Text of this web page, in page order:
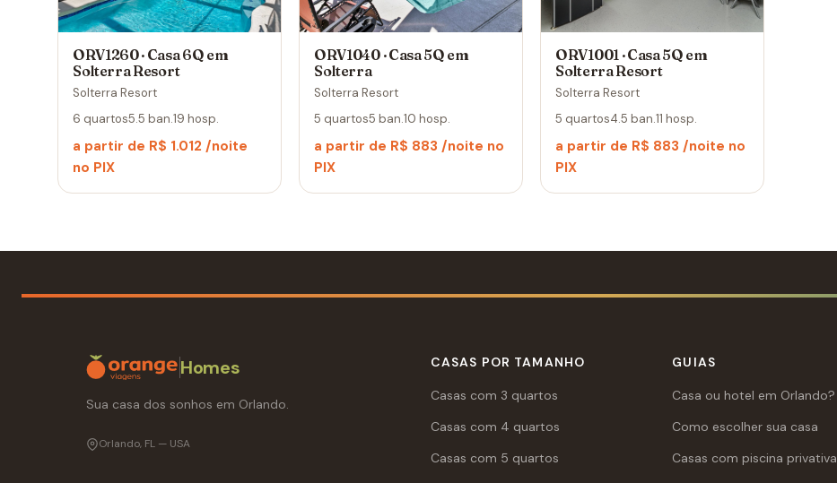
ORV1260 · Casa 6Q em
Solterra Resort
Solterra Resort
6 quartos5.5 ban.19 hosp.
a partir de R$ 1.012 /noite
no PIX
ORV1040 · Casa 5Q em
Solterra
Solterra Resort
5 quartos5 ban.10 hosp.
a partir de R$ 883 /noite no
PIX
ORV1001 · Casa 5Q em
Solterra Resort
Solterra Resort
5 quartos4.5 ban.11 hosp.
a partir de R$ 883 /noite no
PIX
Homes
Sua casa dos sonhos em Orlando.
Orlando, FL — USA
CASAS POR TAMANHO
Casas com 3 quartos
Casas com 4 quartos
Casas com 5 quartos
GUIAS
Casa ou hotel em Orlando?
Como escolher sua casa
Casas com piscina privativa